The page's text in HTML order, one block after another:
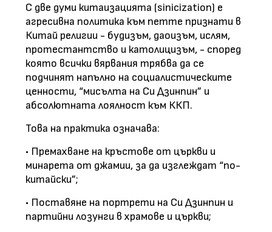
С две думи китаизацията (sinicization) е
агресивна политика към петте признати в
Китай религии - будизъм, даоизъм, ислям,
протестантство и католицизъм, - според
която всички вярвания трябва да се
подчинят напълно на социалистическите
ценности, “мисълта на Си Дзинпин” и
абсолютната лоялност към ККП.
Това на практика означава:
• Премахване на кръстове от църкви и
минарета от джамии, за да изглеждат “по-
китайски”;
• Поставяне на портрети на Си Дзинпин и
партийни лозунги в храмове и църкви;